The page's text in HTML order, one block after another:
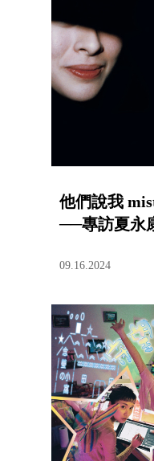
他們說我
──專訪夏永
09.16.2024